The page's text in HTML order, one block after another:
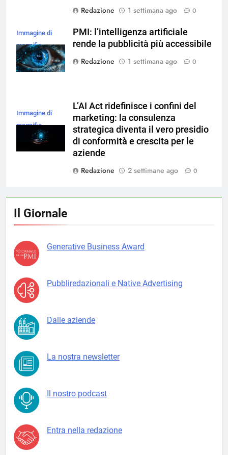
Redazione
1 settimana ago 0
Immagine di
magnific
PMI: l’intelligenza artificiale
rende la pubblicità più accessibile
Redazione
1 settimana ago 0
Immagine di
magnific
L’AI Act ridefinisce i confini del
marketing: la consulenza
strategica diventa il vero presidio
di conformità e crescita per le
aziende
Redazione
2 settimane ago 0
Il Giornale
Generative Business Award
Pubbliredazionali e Native Advertising
Dalle aziende
La nostra newsletter
Il nostro podcast
Entra nella redazione